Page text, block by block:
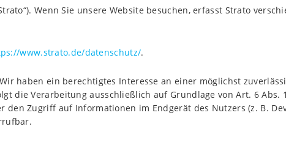
Wenn Sie unsere Website besuchen, erfasst Strato
www.strato.de/datenschutz/.
haben ein berechtigtes Interesse an einer möglichst
die Verarbeitung ausschließlich auf Grundlage von Art. 6 Abs.
den Zugriff auf Informationen im Endgerät des Nutzers (z. B.